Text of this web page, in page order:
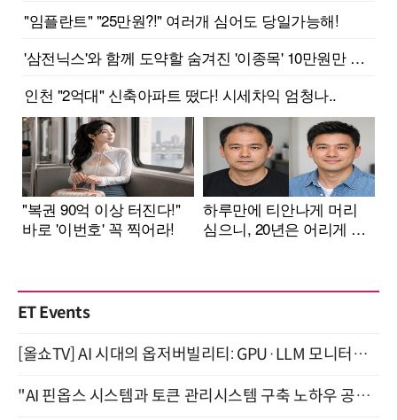
ET Events
[올쇼TV] AI 시대의 옵저버빌리티: GPU·LLM 모니터링부터 AI 기반 장애 대응까지 (8/11 생방송)
"AI 핀옵스 시스템과 토큰 관리시스템 구축 노하우 공개" 잠실 한국광고문화회관 2층 대회의실 (8/21)